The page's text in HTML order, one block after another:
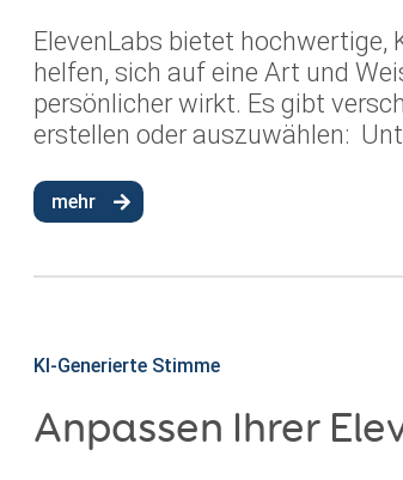
ElevenLabs bietet hochwertige,
helfen, sich auf eine Art und
persönlicher wirkt. Es gibt
erstellen oder auszuwählen:
mehr
KI-Generierte Stimme
Anpassen Ihrer